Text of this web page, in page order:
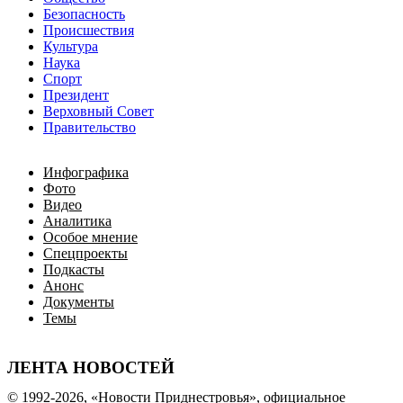
Безопасность
Происшествия
Культура
Наука
Спорт
Президент
Верховный Совет
Правительство
Инфографика
Фото
Видео
Аналитика
Особое мнение
Спецпроекты
Подкасты
Анонс
Документы
Темы
ЛЕНТА НОВОСТЕЙ
© 1992-2026, «Новости Приднестровья», официальное